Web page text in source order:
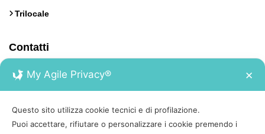
Trilocale
Contatti
Calata Italia 17, Portoferraio, Isola d'Elba
0565 930222
My Agile Privacy® ✕
Questo sito utilizza cookie tecnici e di profilazione.
Puoi accettare, rifiutare o personalizzare i cookie premendo i